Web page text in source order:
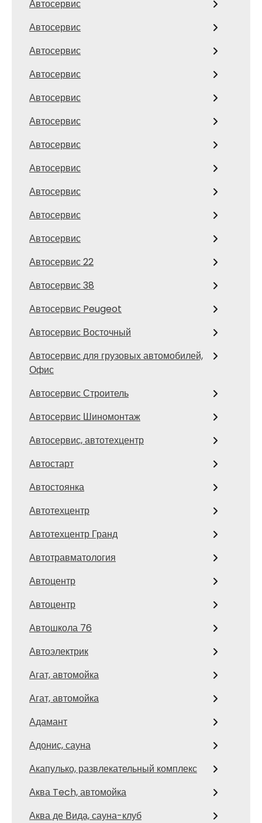
Автосервис
Автосервис
Автосервис
Автосервис
Автосервис
Автосервис
Автосервис
Автосервис
Автосервис
Автосервис
Автосервис
Автосервис 22
Автосервис 38
Автосервис Peugeot
Автосервис Восточный
Автосервис для грузовых автомобилей,
Офис
Автосервис Строитель
Автосервис Шиномонтаж
Автосервис, автотехцентр
Автостарт
Автостоянка
Автотехцентр
Автотехцентр Гранд
Автотравматология
Автоцентр
Автоцентр
Автошкола 76
Автоэлектрик
Агат, автомойка
Агат, автомойка
Адамант
Адонис, сауна
Акапулько, развлекательный комплекс
Аква Tech, автомойка
Аква де Вида, сауна-клуб